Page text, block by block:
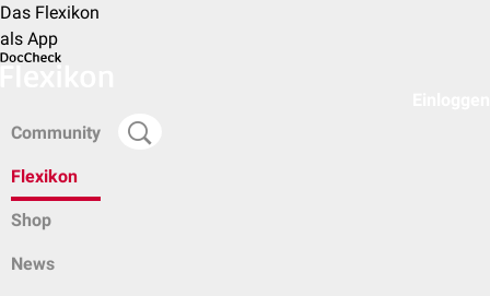
Das Flexikon
als App
Community
Flexikon
Shop
News